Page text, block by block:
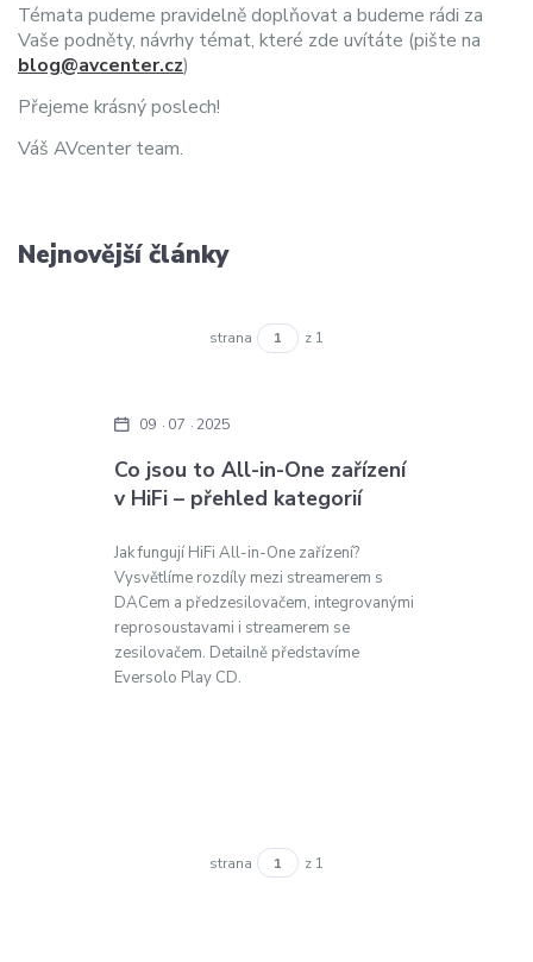
Témata pudeme pravidelně doplňovat a budeme rádi za
Vaše podněty, návrhy témat, které zde uvítáte (pište na
blog@avcenter.cz)
Přejeme krásný poslech!
Váš AVcenter team.
Nejnovější články
strana z 1
Co jsou to All-in-One zařízení
v HiFi – přehled kategorií
09 07 2025
Jak fungují HiFi All-in-One zařízení?
Vysvětlíme rozdíly mezi streamerem s
DACem a předzesilovačem, integrovanými
reprosoustavami i streamerem se
zesilovačem. Detailně představíme
Eversolo Play CD.
strana z 1